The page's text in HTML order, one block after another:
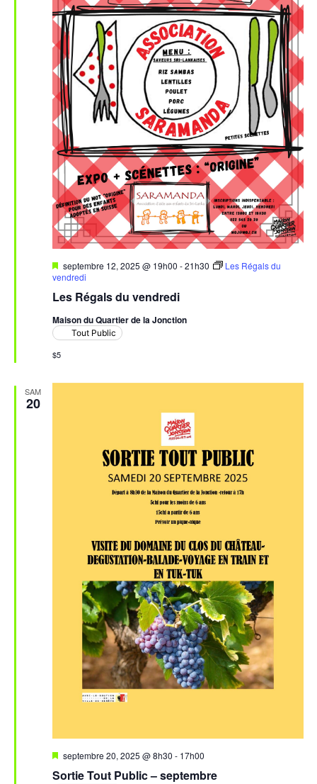
Les Régals du vendredi
Mis
en
septembre 12, 2025 @ 19h00 -21h30
Les Régals du
vendredi
Maison du Quartier de la Jonction
Tout Public
$5
SAM
20
Sortie Tout Public – septembre
Mis
avant
septembre 20, 2025 @ 8h30 - 17h00